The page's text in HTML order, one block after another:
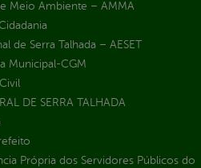
Meio Ambiente – AMMA
de Serra Talhada – AESET
Municipal-CGM
DE SERRA TALHADA
Própria dos Servidores Públicos do